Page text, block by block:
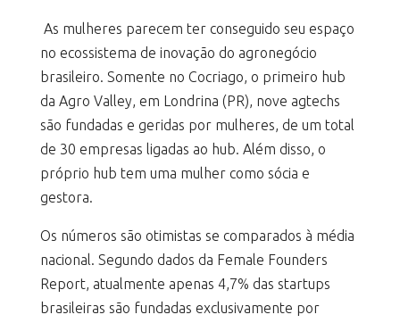
As mulheres parecem ter conseguido seu espaço
no ecossistema de inovação do agronegócio
brasileiro. Somente no Cocriago, o primeiro hub
da Agro Valley, em Londrina (PR), nove agtechs
são fundadas e geridas por mulheres, de um total
de 30 empresas ligadas ao hub. Além disso, o
próprio hub tem uma mulher como sócia e
gestora.
Os números são otimistas se comparados à média
nacional. Segundo dados da Female Founders
Report, atualmente apenas 4,7% das startups
brasileiras são fundadas exclusivamente por